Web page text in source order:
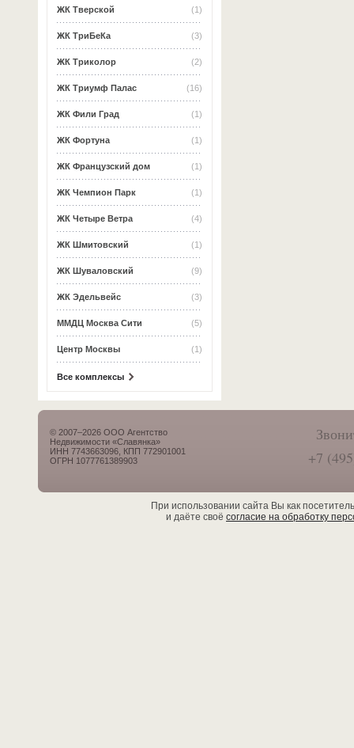
(1)
ЖК Тверской
(3)
ЖК ТриБеКа
(2)
ЖК Триколор
(16)
ЖК Триумф Палас
(1)
ЖК Фили Град
(1)
ЖК Фортуна
(1)
ЖК Французский дом
(1)
ЖК Чемпион Парк
(4)
ЖК Четыре Ветра
(1)
ЖК Шмитовский
(9)
ЖК Шуваловский
(3)
ЖК Эдельвейс
(5)
ММДЦ Москва Сити
(1)
Центр Москвы
Все комплексы
© 2007–2026 ООО Агентство
Недвижимости «Славянка»
ИНН 7743663096, КПП 772901001
ОГРН 1077761389903
+7
При использовании сайта Вы как
и даёте своё согласие на обработку